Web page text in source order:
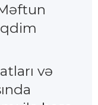
və